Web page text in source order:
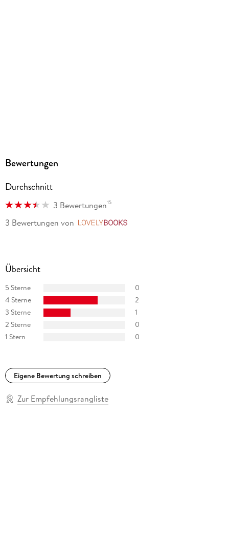
Bewertungen
Durchschnitt
3 Bewertungen15
3 Bewertungen von
Übersicht
5 Sterne
0
4 Sterne
2
3 Sterne
1
2 Sterne
0
1 Stern
0
Eigene Bewertung schreiben
Zur Empfehlungsrangliste